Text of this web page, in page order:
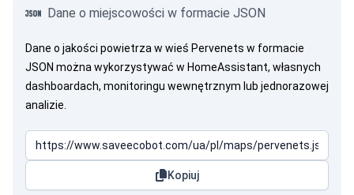
Dane o miejscowości w formacie JSON
Dane o jakości powietrza w wieś Pervenets w formacie
JSON można wykorzystywać w HomeAssistant, własnych
dashboardach, monitoringu wewnętrznym lub jednorazowej
analizie.
Kopiuj